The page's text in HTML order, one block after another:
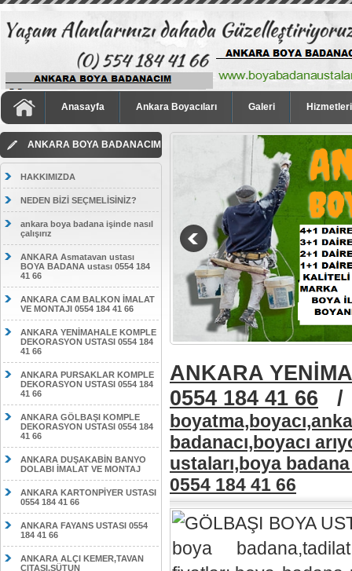
Anasayfa Ankara Boyacıları Galeri
ANKARA BOYA BADANACIM
HAKKIMIZDA
NEDEN BİZİ SEÇMELİSİNİZ?
ankara boya badana işinde nasıl
çalışırız
ANKARA Asmatavan ustası
BOYA BADANA ustası 0554 184
41 66
ANKARA CAM BALKON İMALAT
VE MONTAJI 0554 184 41 66
ANKARA YENİMAHALE KOMPLE
DEKORASYON USTASI 0554 184
41 66
ANKARA PURSAKLAR KOMPLE
DEKORASYON USTASI 0554 184
41 66
ANKARA GÖLBAŞI KOMPLE
DEKORASYON USTASI 0554 184
41 66
ANKARA DUŞAKABİN BANYO
DOLABI İMALAT VE MONTAJ
ANKARA KARTONPİYER USTASI
0554 184 41 66
ANKARA FAYANS USTASI 0554
184 41 66
ANKARA ALÇI KEMER,TAVAN
ÇITASI,SÜTUN
ANKARA
0554 184 41 66
badanacı,boyacı
ustaları,boya
0554 184 41 66